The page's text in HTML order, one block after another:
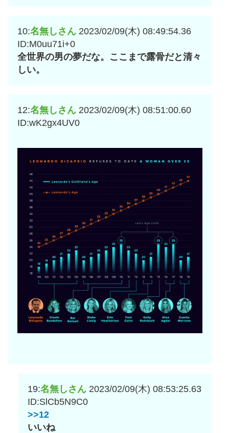
10:名無しさん 2023/02/09(木) 08:49:54.36
ID:M0uu71i+0
全世界の男の夢だな。ここまで露骨だと清々
しい。
12:名無しさん 2023/02/09(木) 08:51:00.60
ID:wK2gx4UV0
19:名無しさん 2023/02/09(木) 08:53:25.63
ID:SlCb5N9C0
>>12
いいね